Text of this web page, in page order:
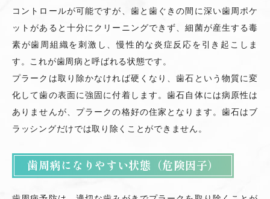
コントロールが可能ですが、歯と歯ぐきの間に深い歯周ポケ
ットがあると十分にクリーニングできず、細菌が産生する毒
素が歯周組織を刺激し、慢性的な炎症反応を引き起こしま
す。これが歯周病と呼ばれる状態です。
プラークは取り除かなければ硬くなり、歯石という物質に変
化して歯の表面に強固に付着します。歯石自体には病原性は
ありませんが、プラークの格好の住家となります。歯石はブ
ラッシングだけでは取り除くことができません。
歯周病になりやすい状態（危険因子）